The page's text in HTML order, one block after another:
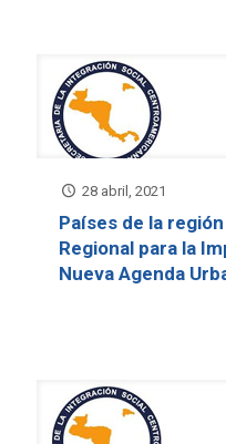
28 abril, 2021
Países de la
Regional para la
Nueva Agenda